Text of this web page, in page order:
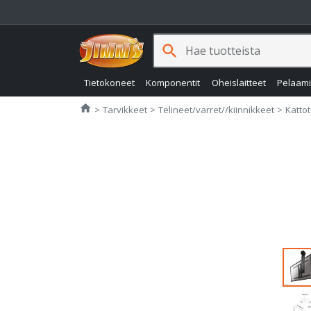
Tietokoneet Komponentit Oheislaitteet
search
home Jimms.fi
Tarvikkeet Telineet/varret//kiinnikkeet